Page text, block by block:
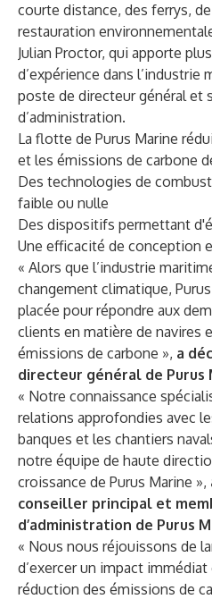
courte distance, des ferrys,
restauration
Julian Proctor, qui apporte
d’expérience dans l’industrie
poste de directeur général et
d’administration.
La flotte de Purus Marine
et les émissions de carbone
Des technologies de
faible ou nulle
Des dispositifs permettant
Une efficacité de conception
« Alors que l’industrie
changement climatique,
placée pour répondre aux
clients en matière de navires
émissions de carbone », a
directeur général de Purus
« Notre connaissance
relations approfondies avec
banques et les chantiers
notre équipe de haute
croissance de Purus Marine »,
conseiller principal et
d’administration de Purus
« Nous nous réjouissons de
d’exercer un impact
réduction des émissions de